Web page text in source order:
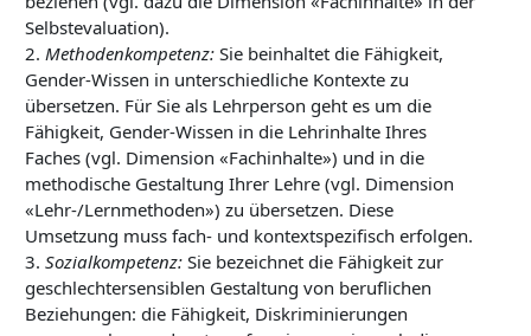
Selbstevaluation).
2. Methodenkompetenz:Sie beinhaltet die Fähigkeit,
Gender-Wissen in unterschiedliche Kontexte zu
übersetzen. Für Sie als Lehrperson geht es um die
Fähigkeit, Gender-Wissen in die Lehrinhalte Ihres
Faches (vgl. Dimension «Fachinhalte») und in die
methodische Gestaltung Ihrer Lehre (vgl. Dimension
«Lehr-/Lernmethoden») zu übersetzen. Diese
Umsetzung muss fach- und kontextspezifisch erfolgen.
3. Sozialkompetenz:Sie bezeichnet die Fähigkeit zur
geschlechtersensiblen Gestaltung von beruflichen
Beziehungen: die Fähigkeit, Diskriminierungen